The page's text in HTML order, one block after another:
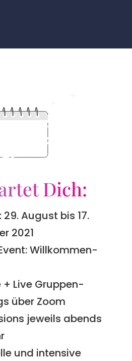
Dich:
August bis 17.
2021
Willkommen-
Live Gruppen-
über Zoom
jeweils abends
und intensive